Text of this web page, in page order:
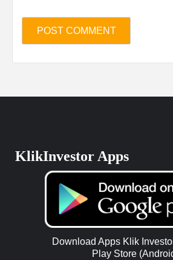
KlikInvestor Apps
Download Apps Klik
Play Store